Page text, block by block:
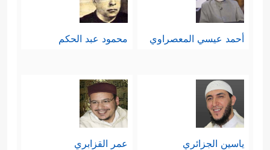
أحمد عيسي المعصراوي محمود عبد الحكم
ياسين الجزائري عمر القزابري